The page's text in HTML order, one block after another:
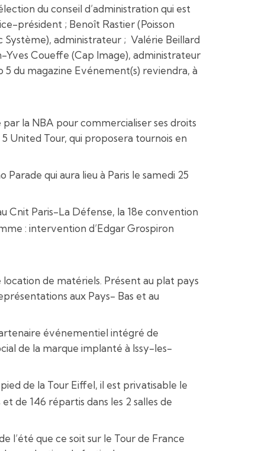
du conseil d’administration qui est
président ; Benoît Rastier (Poisson
administrateur ; Valérie Beillard
Yves Coueffe (Cap Image), administrateur
du magazine Evénement(s) reviendra, à
la NBA pour commercialiser ses droits
United Tour, qui proposera tournois en
qui aura lieu à Paris le samedi 25
Cnit Paris-La Défense, la 18e convention
: intervention d’Edgar Grospiron
de matériels. Présent au plat pays
aux Pays- Bas et au
événementiel intégré de
de la marque implanté à Issy-les-
de la Tour Eiffel, il est privatisable le
de 146 répartis dans les 2 salles de
l’été que ce soit sur le Tour de France